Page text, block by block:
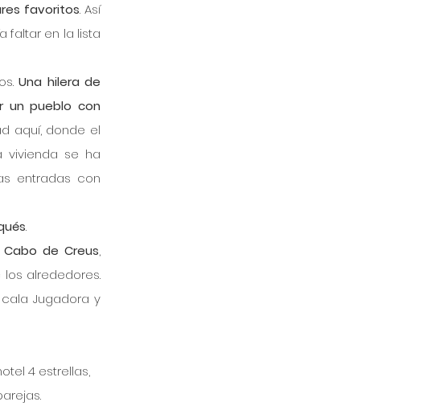
favoritos. Así
faltar en la lista
Una hilera de
un pueblo con
aquí, donde el
vivienda se ha
entradas con
.
de Creus,
alrededores.
Jugadora y
4 estrellas,